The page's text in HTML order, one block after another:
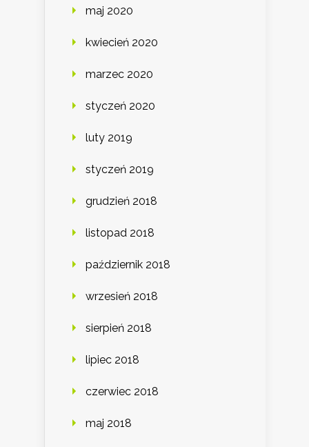
maj 2020
kwiecień 2020
marzec 2020
styczeń 2020
luty 2019
styczeń 2019
grudzień 2018
listopad 2018
październik 2018
wrzesień 2018
sierpień 2018
lipiec 2018
czerwiec 2018
maj 2018